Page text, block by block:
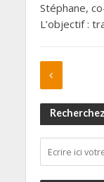
Stéphane,
L’objectif :